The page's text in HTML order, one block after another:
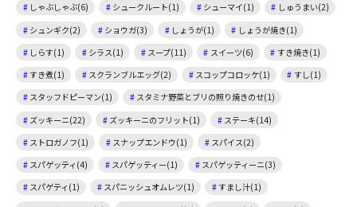
しゃぶしゃぶ(6)
シュークルート(1) シューマイ(1)
しゅうまい(2)
シュンギク(2)
ショウガ(3) しょうが(1)
しょうが焼き(1)
しらす(1)
シラス(1) スープ(11) スイーツ(6)
すき焼き(1)
すき煮(1)
スクランブルエッグ(2) スコップコロッケ(1)
すし(1)
スタッフドピーマン(1)
スタミナ野菜とブリの照り焼きのせ(1)
ズッキーニ(22)
ズッキーニのフリット(1)
ステーキ(14)
ストロガノフ(1)
スナップエンドウ(1)
スパイス(2)
スパゲッティ(4)
スパゲッティー(1)
スパゲッティーニ(3)
スパゲティ(1)
スパニッシュオムレツ(1)
すまし汁(1)